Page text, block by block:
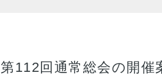
第112回通常総会の開催